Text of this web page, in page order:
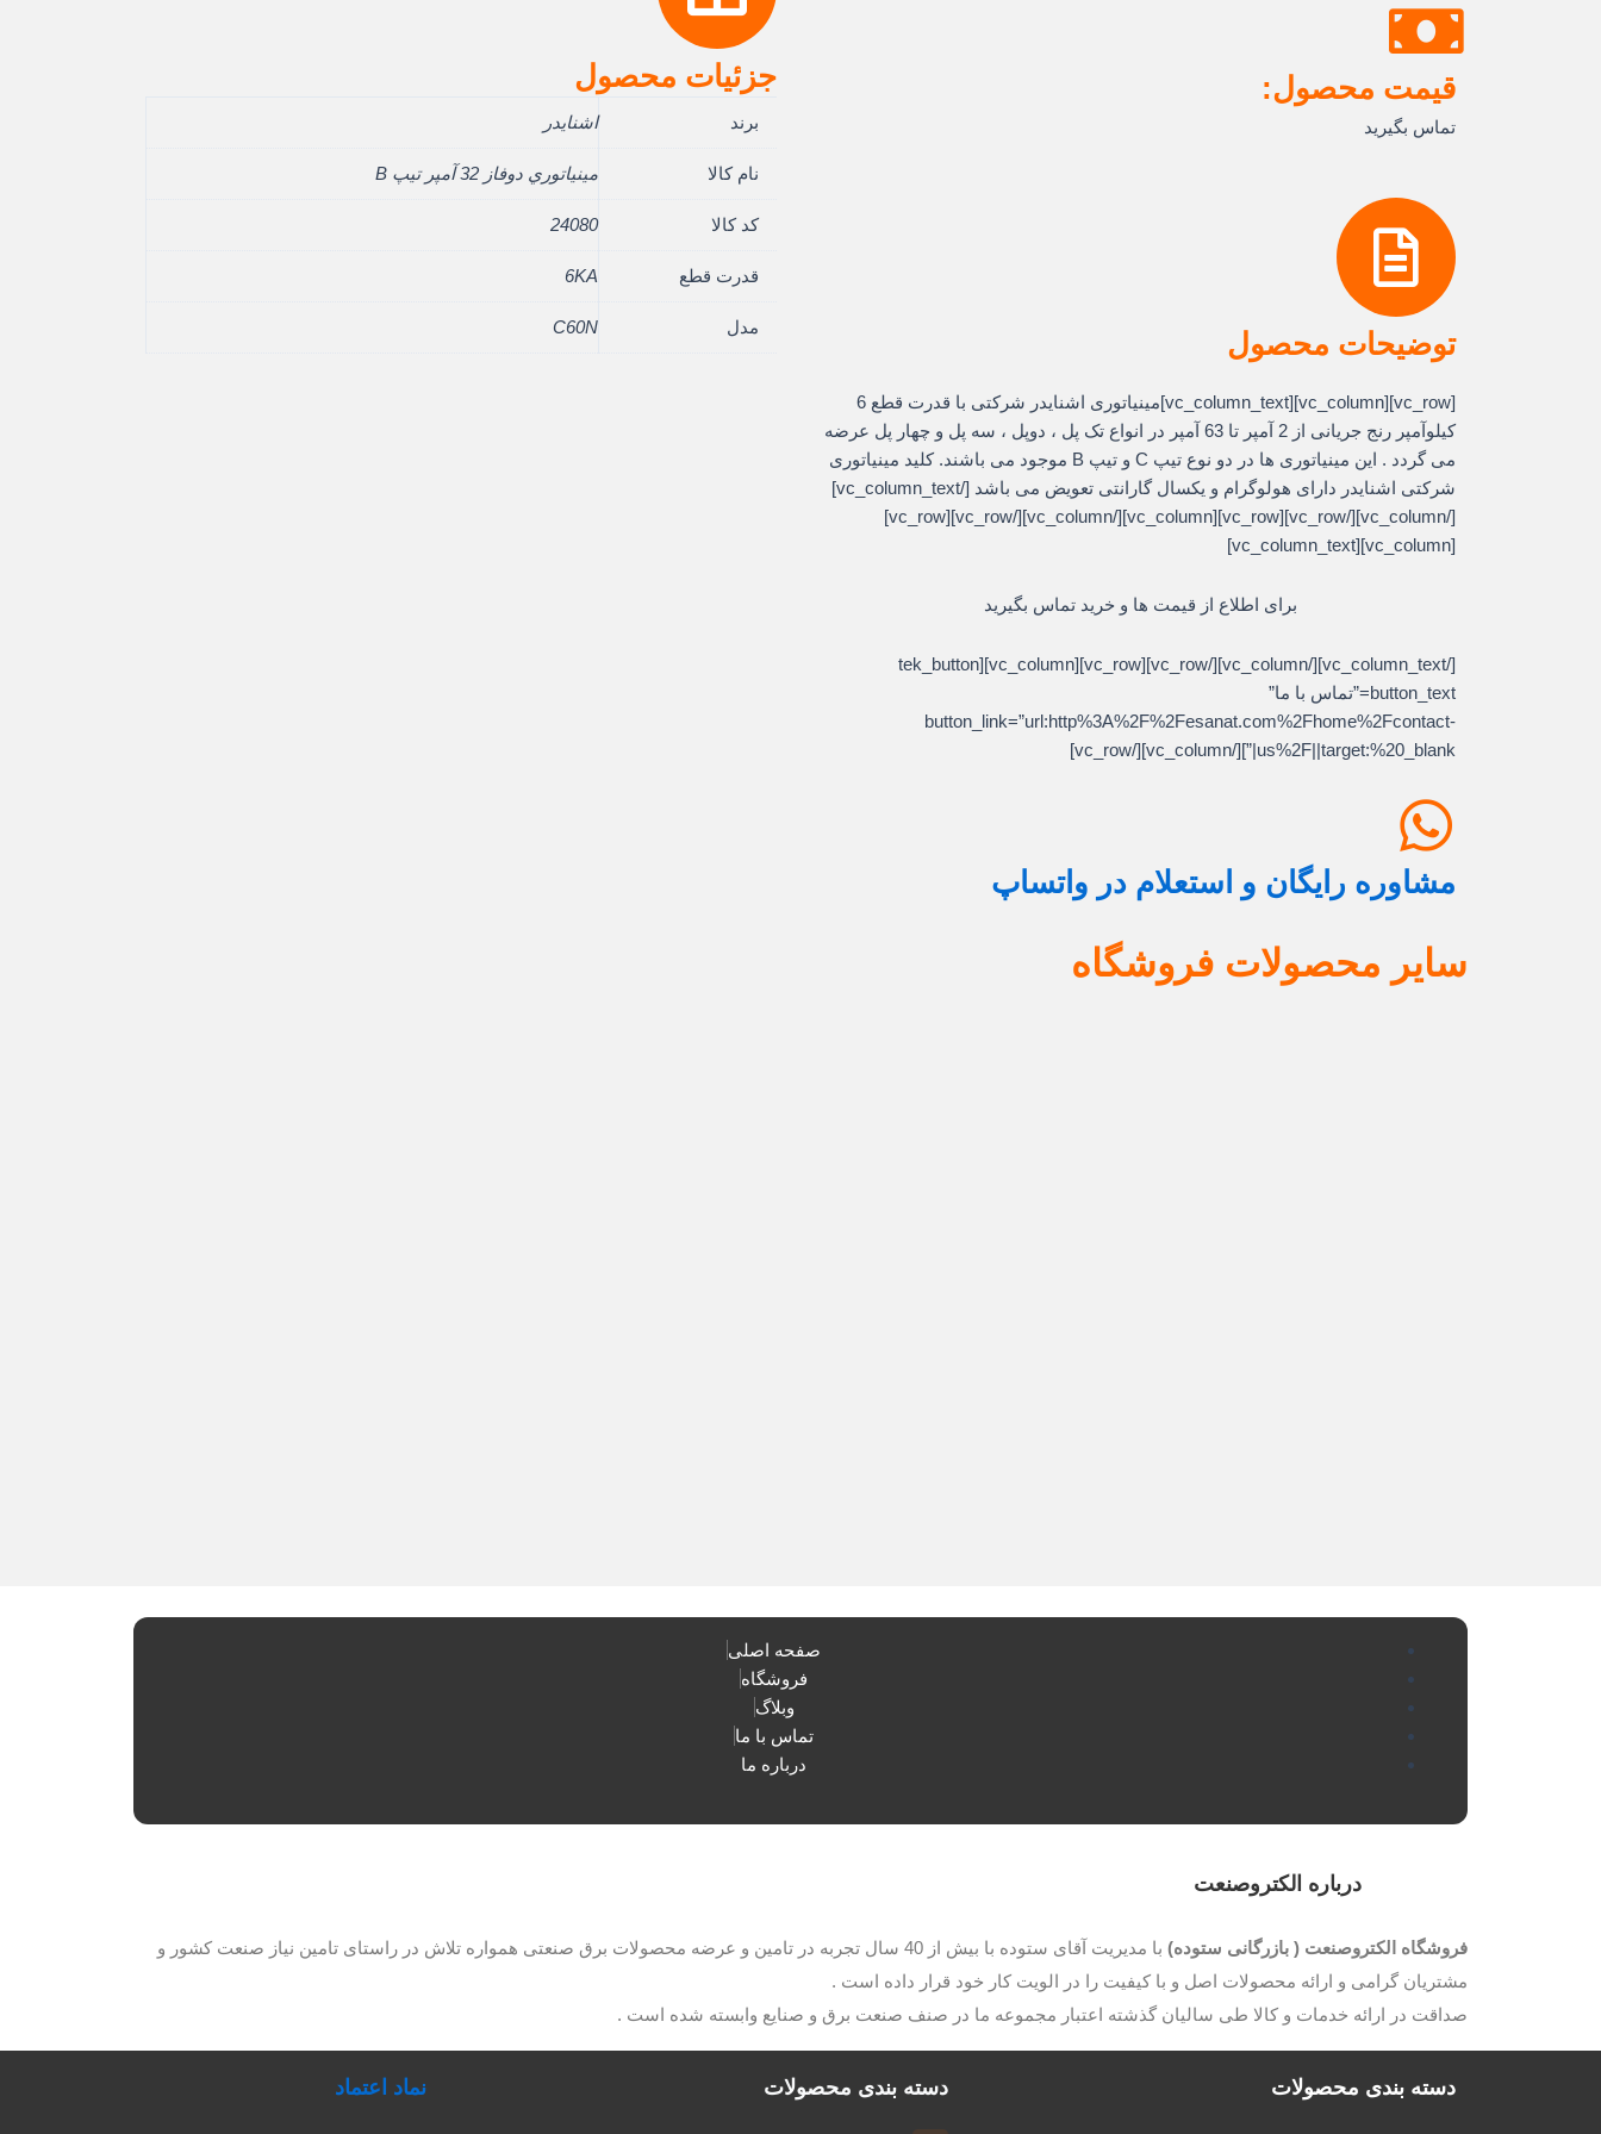
قیمت محصول:
تماس بگیرید
توضیحات محصول
[vc_row][vc_column][vc_column_text]مینیاتوری اشنایدر شرکتی با قدرت قطع 6
کیلوآمپر رنج جریانی از 2 آمپر تا 63 آمپر در انواع تک پل ، دوپل ، سه پل و چهار پل عرضه
می گردد . این مینیاتوری ها در دو نوع تیپ C و تیپ B موجود می باشند. کلید مینیاتوری
شرکتی اشنایدر دارای هولوگرام و یکسال گارانتی تعویض می باشد [/vc_column_text]
[/vc_column][/vc_row][vc_row][vc_column][/vc_column][/vc_row][vc_row]
[vc_column][vc_column_text]
برای اطلاع از قیمت ها و خرید تماس بگیرید
[/vc_column_text][/vc_column][/vc_row][vc_row][vc_column][tek_button
button_text=”تماس با ما”
button_link=”url:http%3A%2F%2Fesanat.com%2Fhome%2Fcontact-
us%2F||target:%20_blank|”][/vc_column][/vc_row]
مشاوره رایگان و استعلام در واتساپ
جزئیات محصول
برند اشنایدر
نام کالا مينياتوري دوفاز 32 آمپر تيپ B
کد کالا 24080
قدرت قطع 6KA
مدل C60N
سایر محصولات فروشگاه
صفحه اصلی
فروشگاه
وبلاگ
تماس با ما
درباره ما
درباره الکتروصنعت
فروشگاه الکتروصنعت ( بازرگانی ستوده)
با مدیریت آقای ستوده با بیش از 40 سال تجربه در تامین و عرضه محصولات برق صنعتی همواره تلاش در راستای تامین نیاز صنعت کشور و
مشتریان گرامی و ارائه محصولات اصل و با کیفیت را در الویت کار خود قرار داده است .
صداقت در ارائه خدمات و کالا طی سالیان گذشته اعتبار مجموعه ما در صنف صنعت برق و صنایع وابسته شده است .
دسته بندی محصولات دسته بندی محصولات نماد اعتماد